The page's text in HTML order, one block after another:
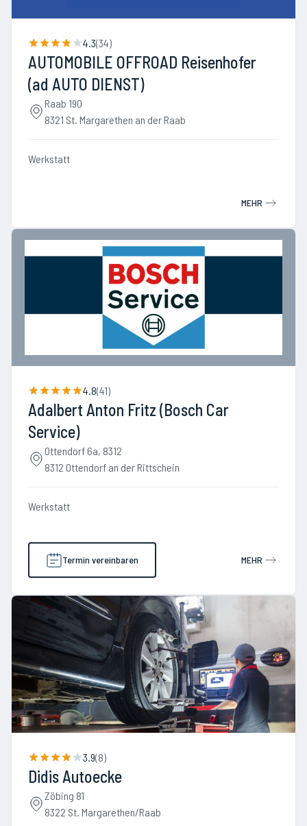
4.3(34)
AUTOMOBILE OFFROAD Reisenhofer
(ad AUTO DIENST)
Raab 190
8321 St. Margarethen an der Raab
Werkstatt
MEHR
4.8(41)
Adalbert Anton Fritz (Bosch Car
Service)
Ottendorf 6a, 8312
8312 Ottendorf an der Rittschein
Werkstatt
Termin vereinbaren MEHR
3.9(8)
Didis Autoecke
Zöbing 81
8322 St. Margarethen/Raab